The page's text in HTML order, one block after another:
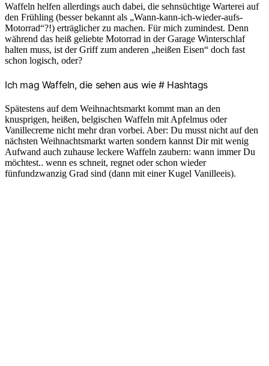
Waffeln helfen allerdings auch dabei, die sehnsüchtige Warterei auf
den Frühling (besser bekannt als „Wann-kann-ich-wieder-aufs-
Motorrad“?!) erträglicher zu machen. Für mich zumindest. Denn
während das heiß geliebte Motorrad in der Garage Winterschlaf
halten muss, ist der Griff zum anderen „heißen Eisen“ doch fast
schon logisch, oder?
Ich mag Waffeln, die sehen aus wie # Hashtags
Spätestens auf dem Weihnachtsmarkt kommt man an den
knusprigen, heißen, belgischen Waffeln mit Apfelmus oder
Vanillecreme nicht mehr dran vorbei. Aber: Du musst nicht auf den
nächsten Weihnachtsmarkt warten sondern kannst Dir mit wenig
Aufwand auch zuhause leckere Waffeln zaubern: wann immer Du
möchtest.. wenn es schneit, regnet oder schon wieder
fünfundzwanzig Grad sind (dann mit einer Kugel Vanilleeis).